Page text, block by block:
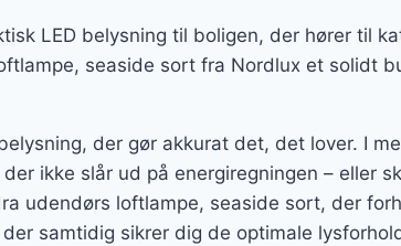
LED belysning til boligen, der hører til
seaside sort fra Nordlux et solidt
der gør akkurat det, det lover. I
ikke slår ud på energiregningen – eller
udendørs loftlampe, seaside sort, der
samtidig sikrer dig de optimale